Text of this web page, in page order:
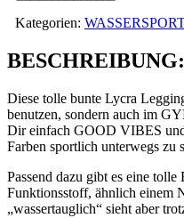
Kategorien: WASSERSPORT
BESCHREIBUNG:
Diese tolle bunte Lycra
benutzen, sondern auch im
Dir einfach GOOD VIBES
Farben sportlich unterwegs zu
Passend dazu gibt es eine
Funktionsstoff, ähnlich einem
„wassertauglich“ sieht aber